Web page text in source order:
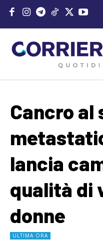
Cancro al
lancia
qualità di
donne
ULTIMA ORA